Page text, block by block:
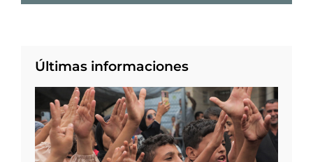
Últimas informaciones